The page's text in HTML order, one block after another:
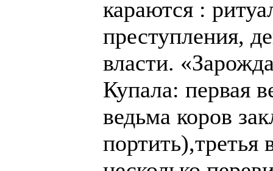
караются :
преступления,
власти.
Купала: первая
ведьма коров
портить),третья